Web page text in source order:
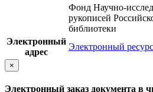
Фонд Научно-
рукописей
библиотеки
Электронный
адрес
Электронный ресурс
×
Электронный заказ документа в